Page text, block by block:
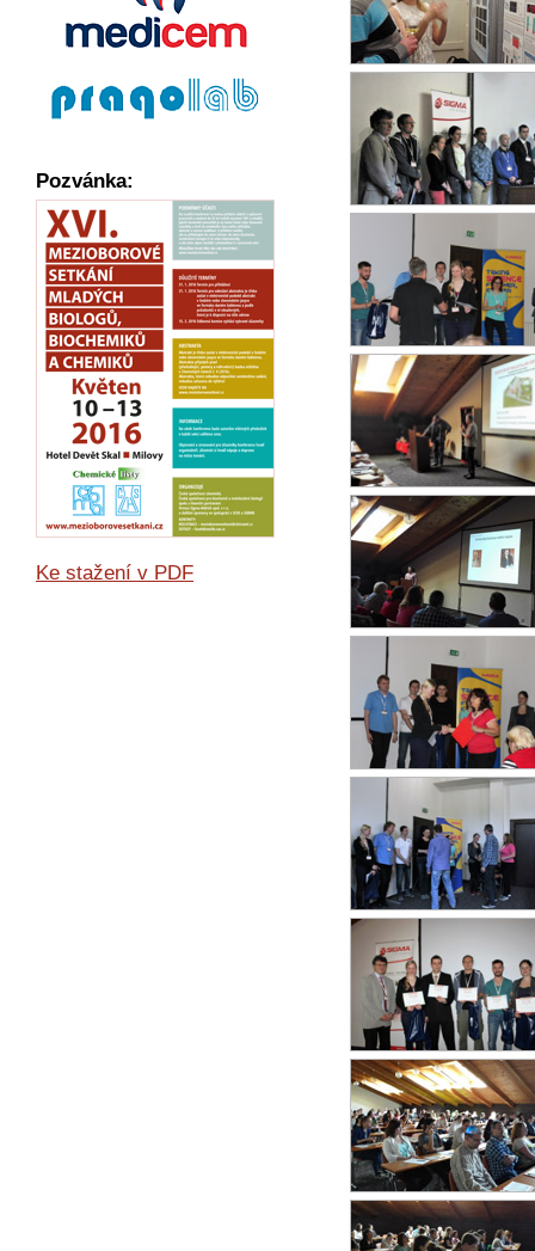
Pozvánka:
Ke stažení v PDF